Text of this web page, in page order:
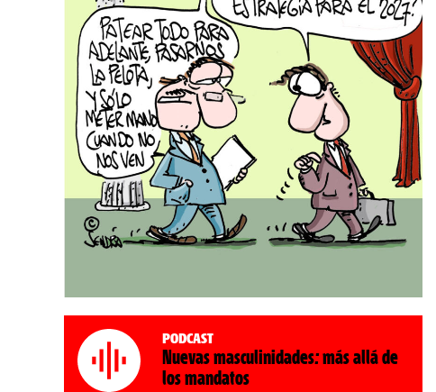
Podcast
Nuevas masculinidades: más allá de
los mandatos